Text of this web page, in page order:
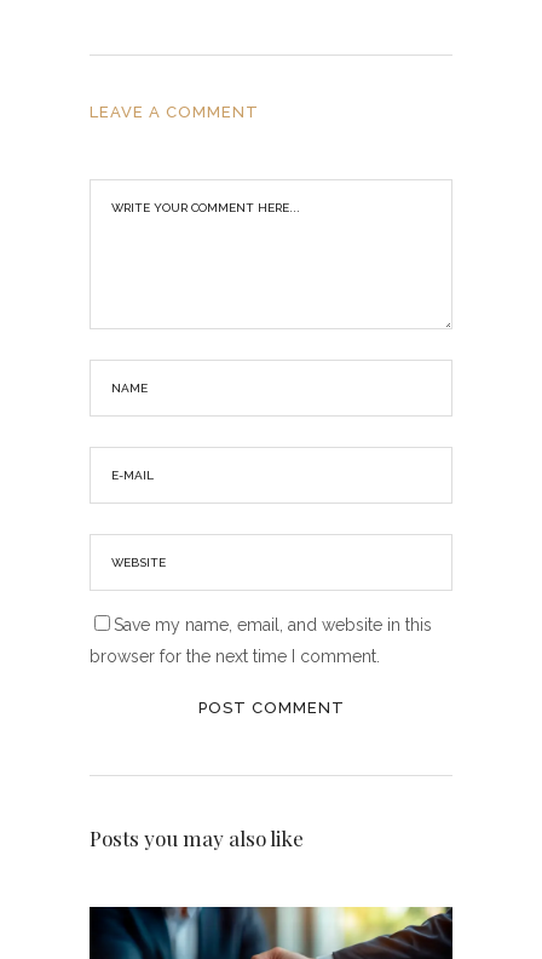
LEAVE A COMMENT
Save my name, email, and website in this
browser for the next time I comment.
Posts you may also like